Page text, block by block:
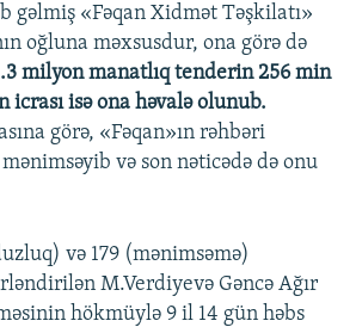
gəlmiş «Fəqan Xidmət Təşkilatı»
oğluna məxsusdur, ona görə də
milyon manatlıq tenderin 256 min
icrası isə ona həvalə olunub.
görə, «Fəqan»ın rəhbəri
və son nəticədə də onu
və 179 (mənimsəmə)
M.Verdiyevə Gəncə Ağır
hökmüylə 9 il 14 gün həbs